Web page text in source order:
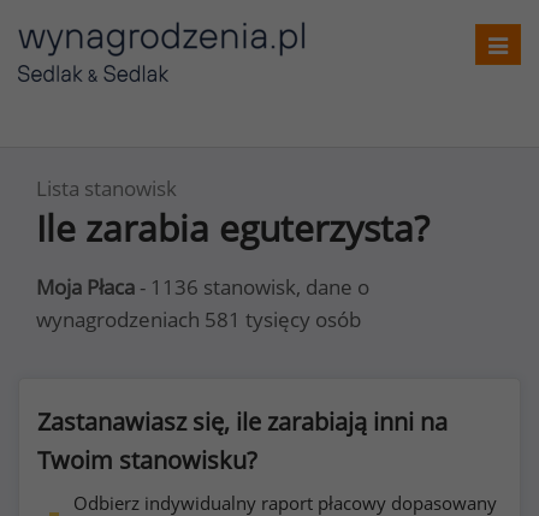
Lista stanowisk
Ile zarabia eguterzysta?
Moja Płaca - 1136 stanowisk, dane o
wynagrodzeniach 581 tysięcy osób
Zastanawiasz się, ile zarabiają inni na
Twoim stanowisku?
Odbierz indywidualny raport płacowy dopasowany